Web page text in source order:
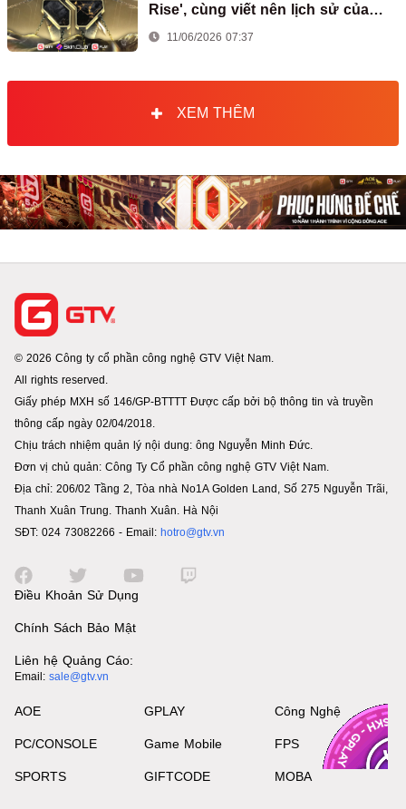
Rise', cùng viết nên lịch sử của
Counter-Strike Việt Nam
11/06/2026 07:37
XEM THÊM
© 2026 Công ty cổ phần công nghệ GTV Việt Nam.
All rights reserved.
Giấy phép MXH số 146/GP-BTTTT Được cấp bởi bộ thông tin và truyền
thông cấp ngày 02/04/2018.
Chịu trách nhiệm quản lý nội dung: ông Nguyễn Minh Đức.
Đơn vị chủ quản: Công Ty Cổ phần công nghệ GTV Việt Nam.
Địa chỉ: 206/02 Tầng 2, Tòa nhà No1A Golden Land, Số 275 Nguyễn Trãi,
Thanh Xuân Trung. Thanh Xuân. Hà Nội
SĐT: 024 73082266 - Email: hotro@gtv.vn
Điều Khoản Sử Dụng
Chính Sách Bảo Mật
Liên hệ Quảng Cáo:
Email: sale@gtv.vn
AOE
PC/CONSOLE
SPORTS
GPLAY
Game Mobile
GIFTCODE
Công Nghệ
FPS
MOBA